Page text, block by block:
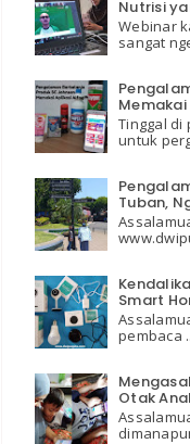
Nutrisi
Webinar
sangat
Tinggal di
untuk
Tuban,
Smart
pembaca
Otak